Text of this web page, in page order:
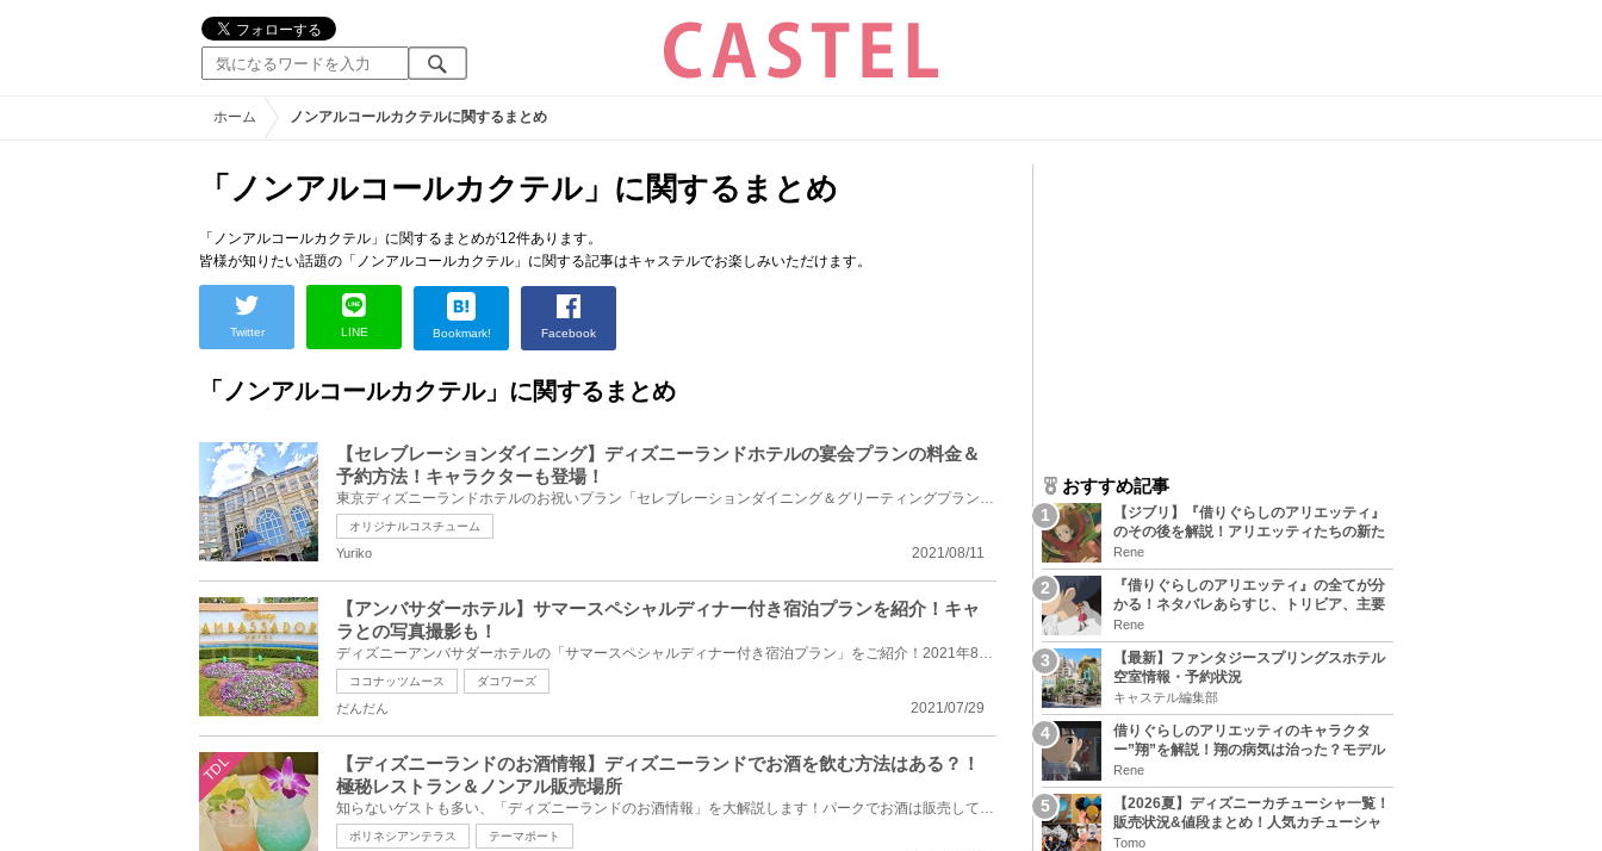
ホーム ノンアルコールカクテルに関するまとめ
「ノンアルコールカクテル」に関するまとめ
「ノンアルコールカクテル」に関するまとめが12件あります。
皆様が知りたい話題の「ノンアルコールカクテル」に関する記事はキャステルでお楽しみいただけます。
Twitter LINE Bookmark! Facebook
「ノンアルコールカクテル」に関するまとめ
【セレブレーションダイニング】ディズニーランドホテルの宴会プランの料金＆
予約方法！キャラクターも登場！
東京ディズニーランドホテルのお祝いプラン「セレブレーションダイニング＆グリーティングプラン」を紹...
オリジナルコスチューム
2021/08/11
Yuriko
【アンバサダーホテル】サマースペシャルディナー付き宿泊プランを紹介！キャ
ラとの写真撮影も！
ディズニーアンバサダーホテルの「サマースペシャルディナー付き宿泊プラン」をご紹介！2021年8月23日（...
ココナッツムース ダコワーズ
2021/07/29
だんだん
TDL
【ディズニーランドのお酒情報】ディズニーランドでお酒を飲む方法はある？！
極秘レストラン＆ノンアル販売場所
知らないゲストも多い、「ディズニーランドのお酒情報」を大解説します！パークでお酒は販売している？...
ポリネシアンテラス テーマポート
おすすめ記事
【ジブリ】『借りぐらしのアリエッティ』
のその後を解説！アリエッティたちの新た
な住処は？翔の病気は治る？
Rene
『借りぐらしのアリエッティ』の全てが分
かる！ネタバレあらすじ、トリビア、主要
キャラまとめ！
Rene
【最新】ファンタジースプリングスホテル
空室情報・予約状況
キャステル編集部
借りぐらしのアリエッティのキャラクタ
ー”翔”を解説！翔の病気は治った？モデル
は誰？
Rene
【2026夏】ディズニーカチューシャ一覧！
販売状況&値段まとめ！人気カチューシャ
をチェック
Tomo